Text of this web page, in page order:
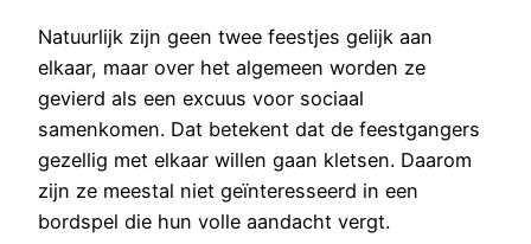
Natuurlijk zijn geen twee feestjes gelijk aan
elkaar, maar over het algemeen worden ze
gevierd als een excuus voor sociaal
samenkomen. Dat betekent dat de feestgangers
gezellig met elkaar willen gaan kletsen. Daarom
zijn ze meestal niet geïnteresseerd in een
bordspel die hun volle aandacht vergt.